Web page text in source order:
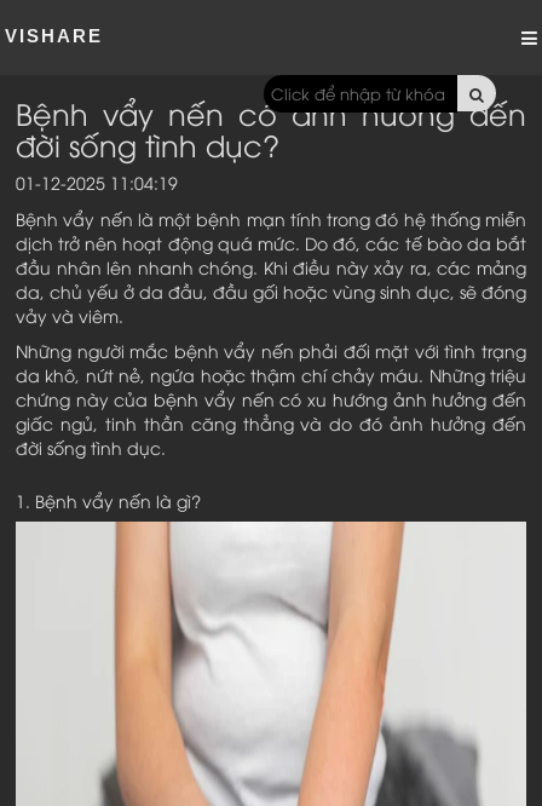
VISHARE
Bệnh vẩy nến có ảnh hưởng đến
đời sống tình dục?
01-12-2025 11:04:19
Bệnh vẩy nến là một bệnh mạn tính trong đó hệ thống miễn
dịch trở nên hoạt động quá mức. Do đó, các tế bào da bắt
đầu nhân lên nhanh chóng. Khi điều này xảy ra, các mảng
da, chủ yếu ở da đầu, đầu gối hoặc vùng sinh dục, sẽ đóng
vảy và viêm.
Những người mắc bệnh vẩy nến phải đối mặt với tình trạng
da khô, nứt nẻ, ngứa hoặc thậm chí chảy máu. Những triệu
chứng này của bệnh vẩy nến có xu hướng ảnh hưởng đến
giấc ngủ, tinh thần căng thẳng và do đó ảnh hưởng đến
đời sống tình dục.
1. Bệnh vẩy nến là gì?